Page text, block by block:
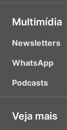
Multimídia
Newsletters
WhatsApp
Podcasts
Veja mais